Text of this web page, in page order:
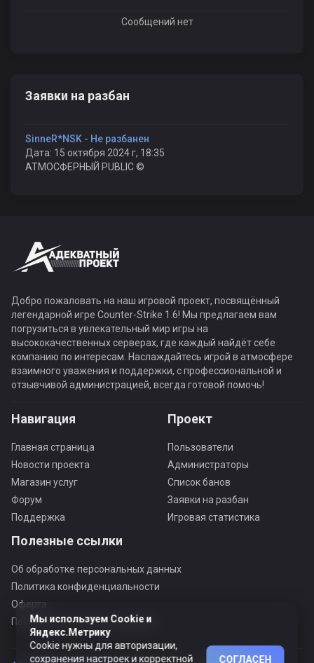
Сообщений нет
Заявки на разбан
SinneR*NSK - Не разбанен
Дата: 15 октября 2024 г, 18:35
АТМОСФЕРНЫЙ PUBLIC ©
Добро пожаловать на наш игровой проект, посвящённый
легендарной игре Counter-Strike 1.6! Мы предлагаем вам
погрузиться в увлекательный мир игры на
высококачественных серверах, где каждый найдёт себе
компанию по интересам. Наслаждайтесь игрой в атмосфере
взаимного уважения и поддержки, с профессиональной и
отзывчивой администрацией, всегда готовой помочь!
Навигация
Главная страница
Новости проекта
Магазин услуг
Форум
Поддержка
Проект
Пользователи
Администраторы
Список банов
Заявки на разбан
Игровая статистика
Полезные ссылки
Об обработке персональных данных
Политика конфиденциальности
Оферта
Пользовательское соглашение
Мы используем Cookie и
Яндекс.Метрику
Cookie нужны для авторизации,
сохранения настроек и корректной
СОГЛАСЕН